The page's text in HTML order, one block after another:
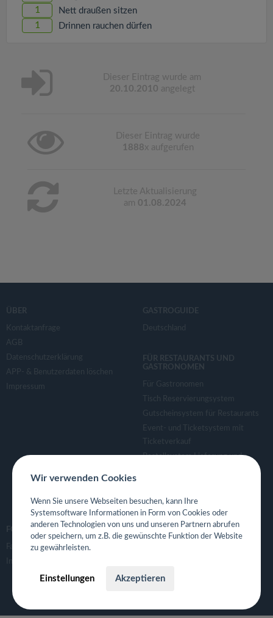
1 Nett draußen sitzen
1 Drinnen rauchen dürfen
Dieser Eintrag wurde am
20.10.2010 angelegt
Dieser Eintrag wurde
1888x aufgerufen
Letzte Aktualisierung
am 01.08.2024
ÜBER
Kontaktanfrage
AGB
Datenschutzerklärung
APP- & Benutzerdaten löschen
Impressum
GASTROGUIDE
Deutschland
FÜR RESTAURANTS UND
GASTRONOMEN
Für Gastronomen
Tisch Reservierungsystem
Gutscheinsystem für Restaurants
Event- und Ticketsystem mit
Ticketverkauf
Bestellsystem Lieferung und
Eigene App für Restaurant
FOLGE UNS
Facebook
Instagram
Wir verwenden Cookies
Wenn Sie unsere Webseiten besuchen, kann Ihre
Systemsoftware Informationen in Form von Cookies oder
anderen Technologien von uns und unseren Partnern abrufen
oder speichern, um z.B. die gewünschte Funktion der Website
zu gewährleisten.
Einstellungen Akzeptieren